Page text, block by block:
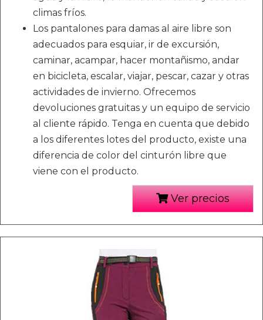
climas fríos.
Los pantalones para damas al aire libre son
adecuados para esquiar, ir de excursión,
caminar, acampar, hacer montañismo, andar
en bicicleta, escalar, viajar, pescar, cazar y otras
actividades de invierno. Ofrecemos
devoluciones gratuitas y un equipo de servicio
al cliente rápido. Tenga en cuenta que debido
a los diferentes lotes del producto, existe una
diferencia de color del cinturón libre que
viene con el producto.
Ver precios